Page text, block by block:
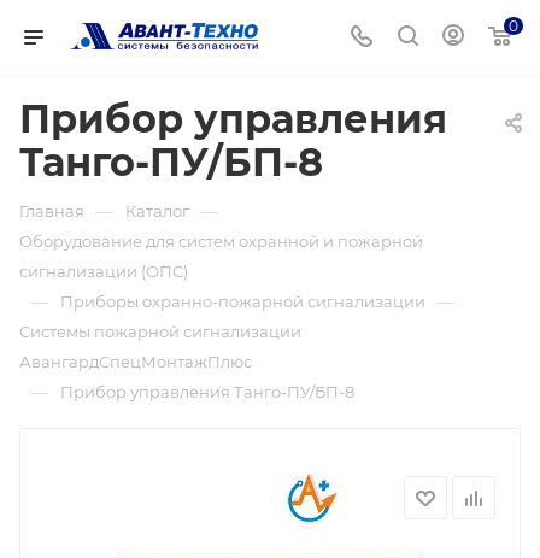
0
Прибор управления
Танго-ПУ/БП-8
Главная — Каталог —
Оборудование для систем охранной и пожарной
сигнализации (ОПС)
— Приборы охранно-пожарной сигнализации —
Системы пожарной сигнализации
АвангардСпецМонтажПлюс
— Прибор управления Танго-ПУ/БП-8